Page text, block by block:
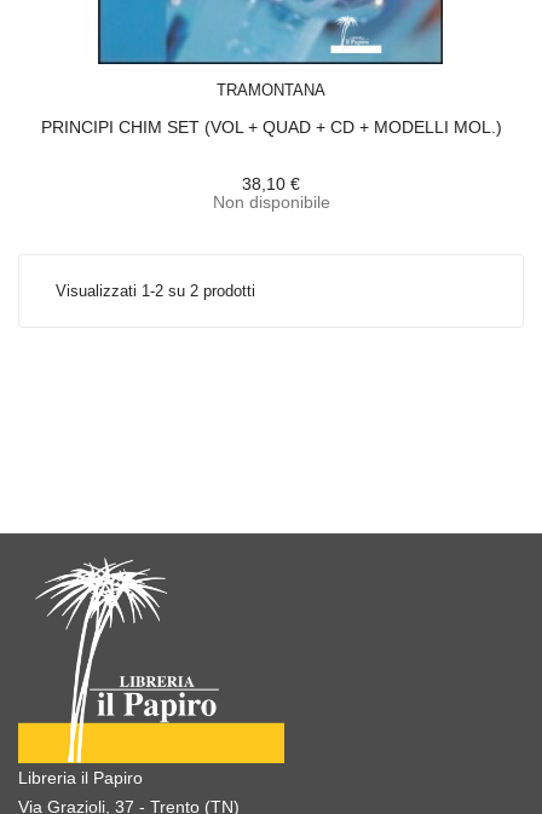
TRAMONTANA
PRINCIPI CHIM SET (VOL + QUAD + CD + MODELLI MOL.)
38,10 €
Non disponibile
Visualizzati 1-2 su 2 prodotti
Libreria il Papiro
Via Grazioli, 37 - Trento (TN)